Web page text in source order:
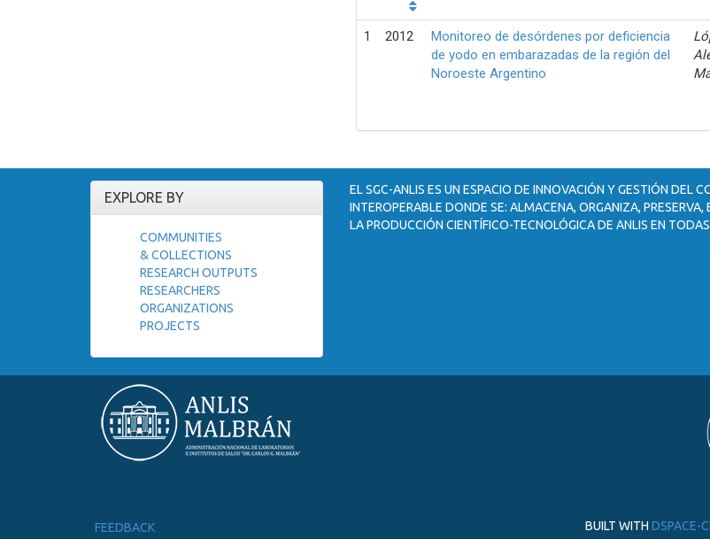
1 2012
Monitoreo de desórdenes por deficiencia
de yodo en embarazadas de la región del
Noroeste Argentino
EXPLORE BY
COMMUNITIES
& COLLECTIONS
RESEARCH OUTPUTS
RESEARCHERS
ORGANIZATIONS
PROJECTS
EL SGC-ANLIS ES UN ESPACIO DE INNOVACIÓN Y GESTIÓN DEL
INTEROPERABLE DONDE SE: ALMACENA, ORGANIZA,
LA PRODUCCIÓN CIENTÍFICO-TECNOLÓGICA DE ANLIS EN
FEEDBACK BUILT WITH DSPACE-